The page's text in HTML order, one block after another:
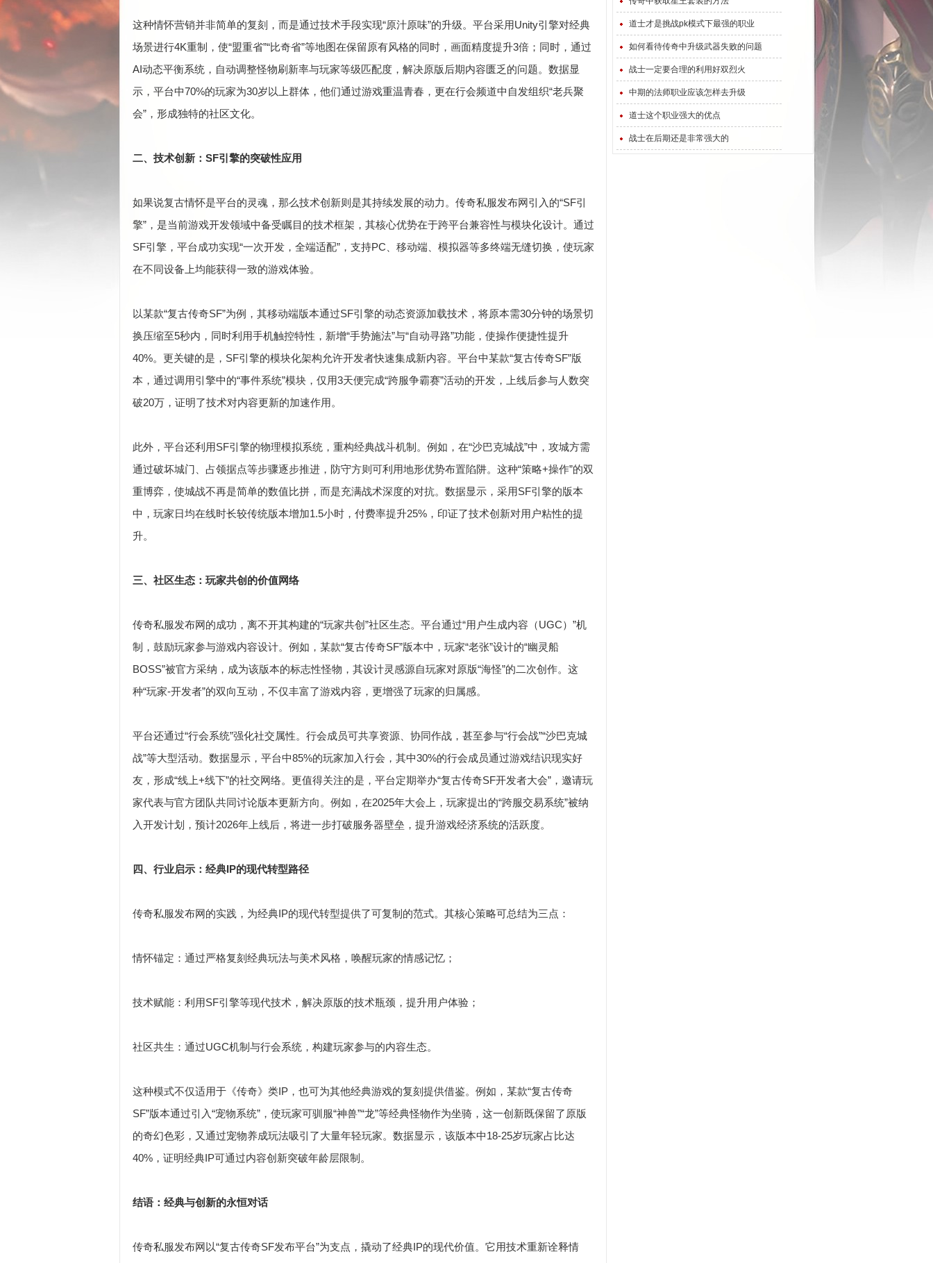
这种情怀营销并非简单的复刻，而是通过技术手段实现“原汁原味”的升级。平台采用Unity引擎对经典
场景进行4K重制，使“盟重省”“比奇省”等地图在保留原有风格的同时，画面精度提升3倍；同时，通过
AI动态平衡系统，自动调整怪物刷新率与玩家等级匹配度，解决原版后期内容匮乏的问题。数据显
示，平台中70%的玩家为30岁以上群体，他们通过游戏重温青春，更在行会频道中自发组织“老兵聚
会”，形成独特的社区文化。
二、技术创新：SF引擎的突破性应用
如果说复古情怀是平台的灵魂，那么技术创新则是其持续发展的动力。传奇私服发布网引入的“SF引
擎”，是当前游戏开发领域中备受瞩目的技术框架，其核心优势在于跨平台兼容性与模块化设计。通过
SF引擎，平台成功实现“一次开发，全端适配”，支持PC、移动端、模拟器等多终端无缝切换，使玩家
在不同设备上均能获得一致的游戏体验。
以某款“复古传奇SF”为例，其移动端版本通过SF引擎的动态资源加载技术，将原本需30分钟的场景切
换压缩至5秒内，同时利用手机触控特性，新增“手势施法”与“自动寻路”功能，使操作便捷性提升
40%。更关键的是，SF引擎的模块化架构允许开发者快速集成新内容。平台中某款“复古传奇SF”版
本，通过调用引擎中的“事件系统”模块，仅用3天便完成“跨服争霸赛”活动的开发，上线后参与人数突
破20万，证明了技术对内容更新的加速作用。
此外，平台还利用SF引擎的物理模拟系统，重构经典战斗机制。例如，在“沙巴克城战”中，攻城方需
通过破坏城门、占领据点等步骤逐步推进，防守方则可利用地形优势布置陷阱。这种“策略+操作”的双
重博弈，使城战不再是简单的数值比拼，而是充满战术深度的对抗。数据显示，采用SF引擎的版本
中，玩家日均在线时长较传统版本增加1.5小时，付费率提升25%，印证了技术创新对用户粘性的提
升。
三、社区生态：玩家共创的价值网络
传奇私服发布网的成功，离不开其构建的“玩家共创”社区生态。平台通过“用户生成内容（UGC）”机
制，鼓励玩家参与游戏内容设计。例如，某款“复古传奇SF”版本中，玩家“老张”设计的“幽灵船
BOSS”被官方采纳，成为该版本的标志性怪物，其设计灵感源自玩家对原版“海怪”的二次创作。这
种“玩家-开发者”的双向互动，不仅丰富了游戏内容，更增强了玩家的归属感。
平台还通过“行会系统”强化社交属性。行会成员可共享资源、协同作战，甚至参与“行会战”“沙巴克城
战”等大型活动。数据显示，平台中85%的玩家加入行会，其中30%的行会成员通过游戏结识现实好
友，形成“线上+线下”的社交网络。更值得关注的是，平台定期举办“复古传奇SF开发者大会”，邀请玩
家代表与官方团队共同讨论版本更新方向。例如，在2025年大会上，玩家提出的“跨服交易系统”被纳
入开发计划，预计2026年上线后，将进一步打破服务器壁垒，提升游戏经济系统的活跃度。
四、行业启示：经典IP的现代转型路径
传奇私服发布网的实践，为经典IP的现代转型提供了可复制的范式。其核心策略可总结为三点：
情怀锚定：通过严格复刻经典玩法与美术风格，唤醒玩家的情感记忆；
技术赋能：利用SF引擎等现代技术，解决原版的技术瓶颈，提升用户体验；
社区共生：通过UGC机制与行会系统，构建玩家参与的内容生态。
这种模式不仅适用于《传奇》类IP，也可为其他经典游戏的复刻提供借鉴。例如，某款“复古传奇
SF”版本通过引入“宠物系统”，使玩家可驯服“神兽”“龙”等经典怪物作为坐骑，这一创新既保留了原版
的奇幻色彩，又通过宠物养成玩法吸引了大量年轻玩家。数据显示，该版本中18-25岁玩家占比达
40%，证明经典IP可通过内容创新突破年龄层限制。
结语：经典与创新的永恒对话
传奇私服发布网以“复古传奇SF发布平台”为支点，撬动了经典IP的现代价值。它用技术重新诠释情
道士才是挑战pk模式下最强的职业
如何看待传奇中升级武器失败的问题
战士一定要合理的利用好双烈火
中期的法师职业应该怎样去升级
道士这个职业强大的优点
战士在后期还是非常强大的